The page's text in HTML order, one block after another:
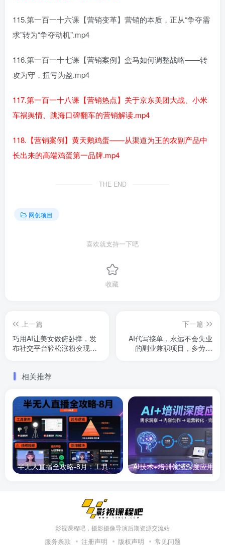
115.第一百一十六课【营销变革】营销的本质，正从“争夺需
求”转为“争夺动机”.mp4
116.第一百一十七课【营销案例】盒马如何调整战略——转
攻为守，扭亏为盈.mp4
117.第一百一十八课【营销热点】关于京东美团大战、小米
车祸舆情、跳海口碑翻车的营销解读.mp4
118.【营销案例】黄天鹅鸡蛋——从渠道为王的农副产品中
长出来的高端鸡蛋第一品牌.mp4
THE END
网创项目
喜欢就支持一下吧
收藏
上一篇
巧用AI让美女做俯卧撑，发
布社交平台轻松涨粉变现，
下一篇
AI代写接单，永远不会失业
的副业兼职项目，多劳多
相关推荐
半无人直播全攻略-8月：工具使用+起号逻辑+违规规避,新增AI超体与跨境模块
影视课程吧，摄影摄像导演后期资源交流站
服务条款 注册声明 版权声明 常见问题